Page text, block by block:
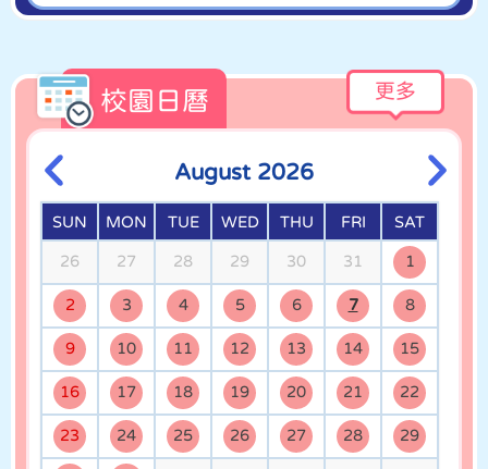
21/04/2026
2026香港聯校音樂協會合
唱團比賽
02/02/2026
香港學校戲劇節 2025-
2026
31/01/2026
「AI智能機械車」香港交
通安全挑戰賽
更多
校園日曆
August 2026
SUN MON TUE WED THU FRI SAT
26 27 28 29 30 31 1
2 3 4 5 6 7 8
9 10 11 12 13 14 15
16 17 18 19 20 21 22
23 24 25 26 27 28 29